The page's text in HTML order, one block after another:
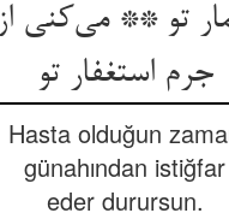
تو ** می‌‌کنی از
جرم استغفار تو
Hasta olduğun
günahından istiğfar
eder durursun.